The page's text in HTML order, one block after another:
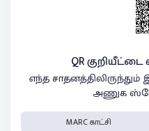
QR
எந்த
அணுக
MARC காட்சி